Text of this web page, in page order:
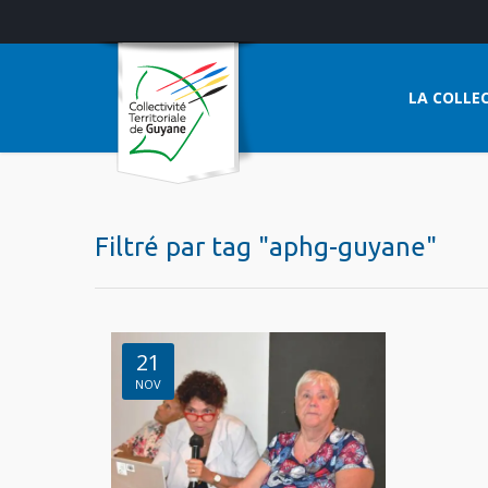
LA
Filtré par tag "aphg-guyane"
21
NOV